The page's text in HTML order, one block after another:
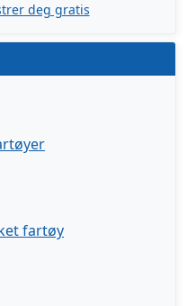
deg gratis
fartøy